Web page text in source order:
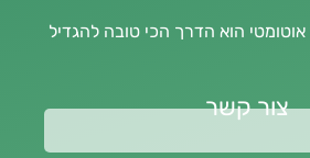
הוא הדרך הכי טובה להגדיל
צור קשר